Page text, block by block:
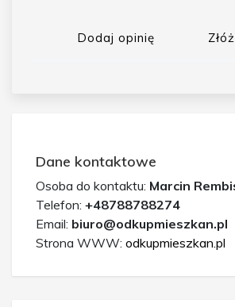
Dodaj opinię
Dane kontaktowe
Osoba do kontaktu: Marcin
Telefon: +48788788274
Email: biuro@odkupmieszkan.pl
Strona WWW: odkupmieszkan.pl